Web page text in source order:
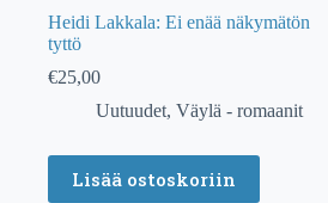
Heidi Lakkala: Ei enää näkymätön
tyttö
€25,00
Uutuudet, Väylä - romaanit
Lisää ostoskoriin